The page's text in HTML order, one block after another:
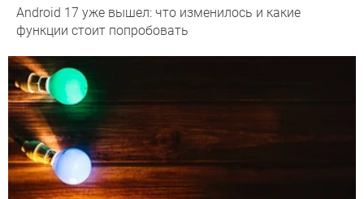
Android 17 уже вышел: что изменилось и какие
функции стоит попробовать